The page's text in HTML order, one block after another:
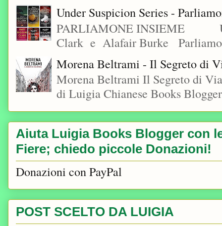
Under Suspicion Series -
PARLIAMONE INSIEME
Clark e Alafair Burke
Morena Beltrami - Il Segreto di
Morena Beltrami Il Segreto di
di Luigia Chianese Books
Aiuta Luigia Books Blogger con
Fiere; chiedo piccole Donazioni!
Donazioni con PayPal
POST SCELTO DA LUIGIA